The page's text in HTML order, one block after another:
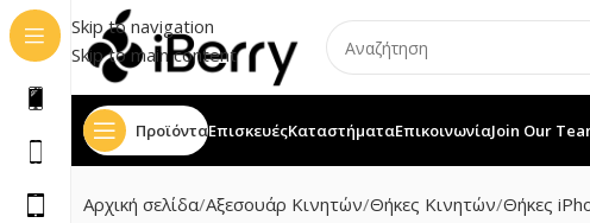
Skip to navigation
Skip to main content
ΠροϊόνταΕπισκευέςΚαταστήματαΕπικοινωνίαJoin Our
Αρχική σελίδα Αξεσουάρ Κινητών Θήκες Κινητών Θήκες